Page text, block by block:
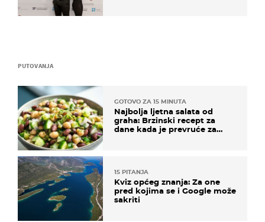
PUTOVANJA
GOTOVO ZA 15 MINUTA
Najbolja ljetna salata od
graha: Brzinski recept za
dane kada je prevruće za
15 PITANJA
Kviz općeg znanja: Za one
pred kojima se i Google može
sakriti